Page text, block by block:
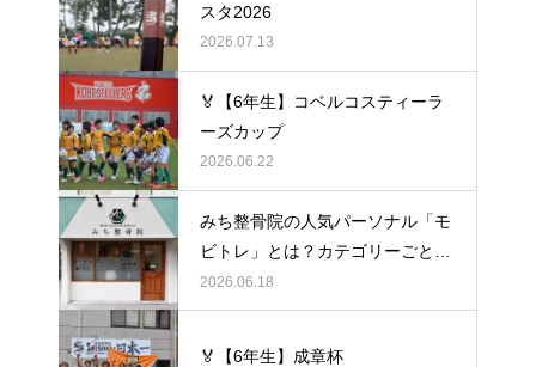
スタ2026
2026.07.13
🏅【6年生】コベルコスティーラ
ーズカップ
2026.06.22
みち整骨院の人気パーソナル「モ
ビトレ」とは？カテゴリーごとの
ラグビーの悩みをヒントに考え
る、身体のケア
2026.06.18
🏅【6年生】成章杯